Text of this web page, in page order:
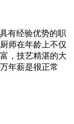
有经验优势的职
师在年龄上不仅
，技艺精湛的大
年薪是很正常